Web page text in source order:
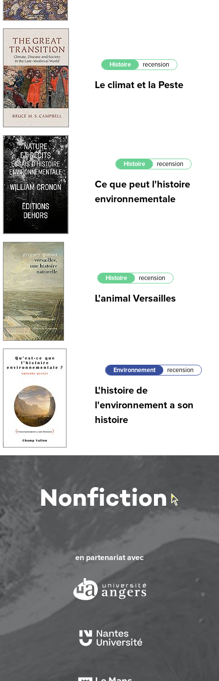
Histoire recension
Le climat et la Peste
Histoire recension
Ce que peut l'histoire
environnementale
Histoire recension
L'animal Versailles
Environnement recension
L'histoire de
l'environnement a son
histoire
en partenariat avec